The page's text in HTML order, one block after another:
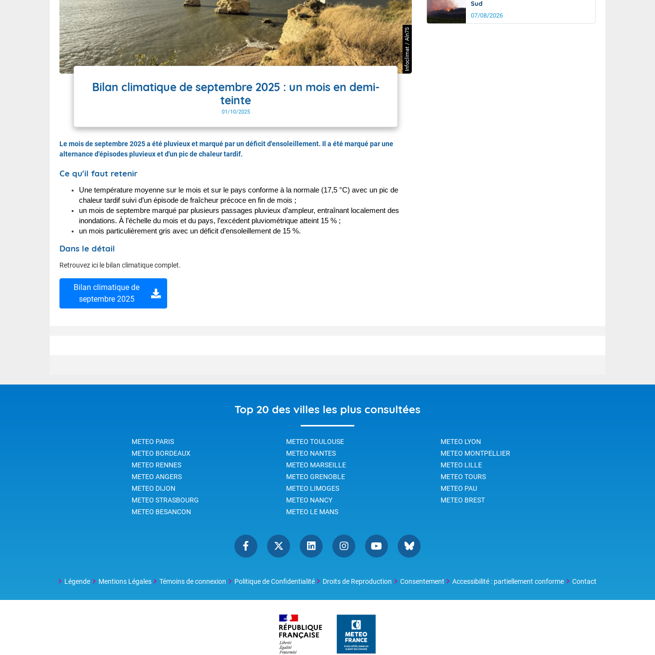
Wallis et Futuna
Grand froid
Infoclimat / Aln75
Bilan climatique de septembre 2025 : un mois en demi-
teinte
01/10/2025
Le mois de septembre 2025 a été pluvieux et marqué par un déficit d'ensoleillement. Il a été marqué par une
alternance d'épisodes pluvieux et d'un pic de chaleur tardif.
Ce qu'il faut retenir
Une température moyenne sur le mois et sur le pays conforme à la normale (17,5 °C) avec un pic de
chaleur tardif suivi d’un épisode de fraîcheur précoce en fin de mois ;
un mois de septembre marqué par plusieurs passages pluvieux d’ampleur, entraînant localement des
inondations. À l’échelle du mois et du pays, l’excédent pluviométrique atteint 15 % ;
un mois particulièrement gris avec un déficit d’ensoleillement de 15 %.
Dans le détail
Retrouvez ici le bilan climatique complet.
Bilan climatique de
septembre 2025
Sud
07/08/2026
Top 20 des villes les plus consultées
METEO PARIS METEO TOULOUSE
METEO LYON
METEO BORDEAUX
METEO NANTES
METEO MONTPELLIER
METEO RENNES
METEO MARSEILLE
METEO LILLE
METEO ANGERS
METEO GRENOBLE
METEO TOURS
METEO DIJON
METEO LIMOGES
METEO PAU
METEO STRASBOURG
METEO NANCY
METEO BREST
METEO BESANCON
METEO LE MANS
Légende Mentions Légales Témoins de connexion Politique de Confidentialité Droits de Reproduction Consentement Accessibilité : partiellement conforme Contact